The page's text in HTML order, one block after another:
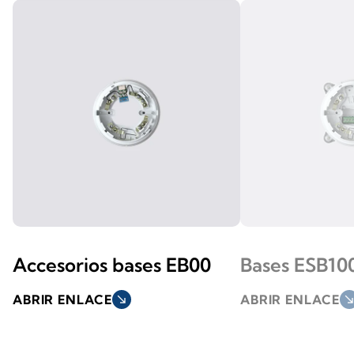
Accesorios bases EB00
ABRIR ENLACE south_east
Bases
ABRIR ENLACE